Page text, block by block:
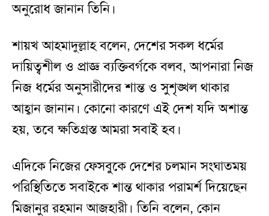
অনুরোধ জানান তিনি।
শায়খ আহমাদুল্লাহ বলেন, দেশের সকল ধর্মের
দায়িত্বশীল ও প্রাজ্ঞ ব্যক্তিবর্গকে বলব, আপনারা নিজ
নিজ ধর্মের অনুসারীদের শান্ত ও সুশৃঙ্খল থাকার
আহ্বান জানান। কোনো কারণে এই দেশ যদি অশান্ত
হয়, তবে ক্ষতিগ্রস্ত আমরা সবাই হব।
এদিকে নিজের ফেসবুকে দেশের চলমান সংঘাতময়
পরিস্থিতিতে সবাইকে শান্ত থাকার পরামর্শ দিয়েছেন
মিজানুর রহমান আজহারী। তিনি বলেন, কোন